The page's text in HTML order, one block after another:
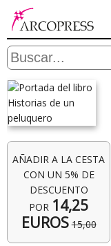
AÑADIR A LA CESTA
CON UN 5% DE
DESCUENTO
POR 14,25
EUROS 15,00